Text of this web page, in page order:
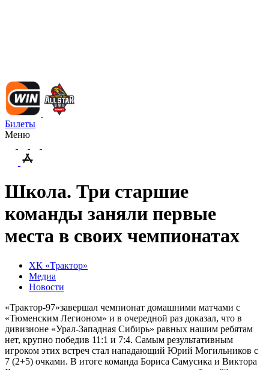
Билеты
Меню
Школа. Три старшие
команды заняли первые
места в своих чемпионатах
ХК «Трактор»
Медиа
Новости
«Трактор-97»завершал чемпионат домашними матчами с
«Тюменским Легионом» и в очередной раз доказал, что в
дивизионе «Урал-Западная Сибирь» равных нашим ребятам
нет, крупно победив 11:1 и 7:4. Самым результативным
игроком этих встреч стал нападающий Юрий Могильников с
7 (2+5) очками. В итоге команда Бориса Самусика и Виктора